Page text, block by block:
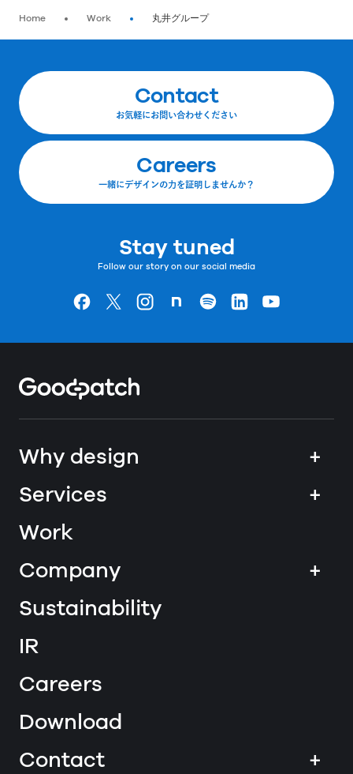
Home Work 丸井グループ
Contact
お気軽にお問い合わせください
Careers
一緒にデザインの力を証明しませんか？
Stay tuned
Follow our story on our social media
Goodpatchの
ページ
Goodpatchの
ページ
Goodpatchの
ページGoodpatchの
ページ
Goodpatchの
ページ
Goodpatchの
ページ
Goodpatchの
Why design
+
Services
+
Work
Company
+
Sustainability
IR
Careers
Download
Contact
+